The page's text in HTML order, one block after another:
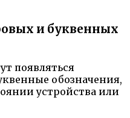
и буквенных
появляться
обозначения,
устройства или